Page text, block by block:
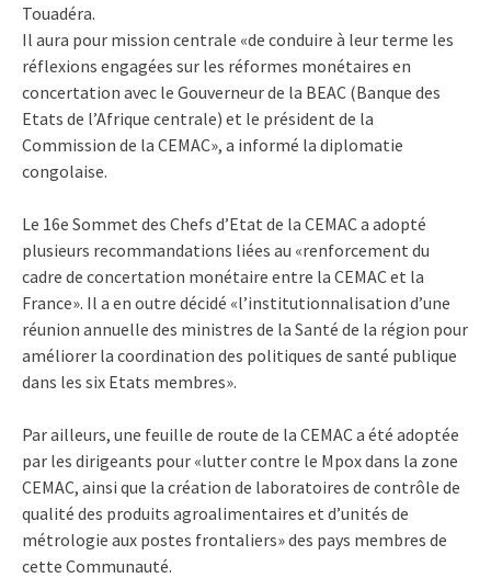
Touadéra.
Il aura pour mission centrale «de conduire à leur terme les
réflexions engagées sur les réformes monétaires en
concertation avec le Gouverneur de la BEAC (Banque des
Etats de l’Afrique centrale) et le président de la
Commission de la CEMAC», a informé la diplomatie
congolaise.
Le 16e Sommet des Chefs d’Etat de la CEMAC a adopté
plusieurs recommandations liées au «renforcement du
cadre de concertation monétaire entre la CEMAC et la
France». Il a en outre décidé «l’institutionnalisation d’une
réunion annuelle des ministres de la Santé de la région pour
améliorer la coordination des politiques de santé publique
dans les six Etats membres».
Par ailleurs, une feuille de route de la CEMAC a été adoptée
par les dirigeants pour «lutter contre le Mpox dans la zone
CEMAC, ainsi que la création de laboratoires de contrôle de
qualité des produits agroalimentaires et d’unités de
métrologie aux postes frontaliers» des pays membres de
cette Communauté.